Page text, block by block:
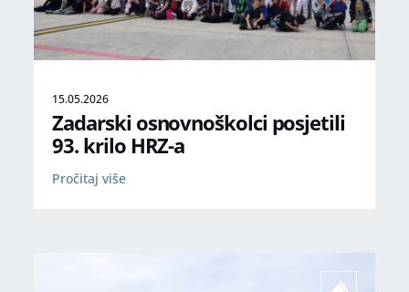
15.05.2026
Zadarski osnovnoškolci posjetili
93. krilo HRZ-a
Pročitaj više